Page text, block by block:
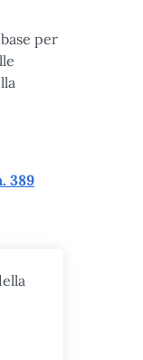
per
389